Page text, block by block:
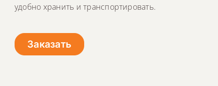
удобно хранить и транспортировать.
Заказать